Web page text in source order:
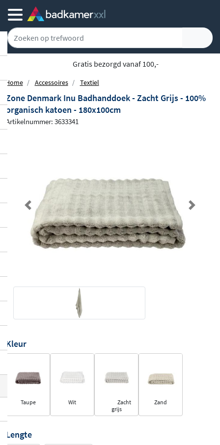
Gratis bezorgd vanaf 100,-
Home Accessoires Textiel
Zone Denmark Inu Badhanddoek - Zacht Grijs - 100%
organisch katoen - 180x100cm
Artikelnummer: 3633341
Previous Next
Kleur
Taupe Wit
Zacht
grijs
Zand
Lengte